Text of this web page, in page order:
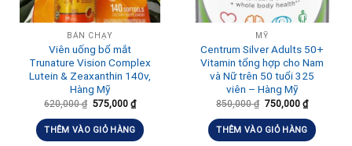
BÁN CHẠY
Viên uống bổ mắt
Trunature Vision Complex
Lutein & Zeaxanthin 140v,
Hàng Mỹ
620,000₫ 575,000 ₫
THÊM VÀO GIỎ HÀNG
MỸ
Centrum Silver Adults 50+
Vitamin tổng hợp cho Nam
và Nữ trên 50 tuổi 325
viên – Hàng Mỹ
850,000₫ 750,000 ₫
THÊM VÀO GIỎ HÀNG